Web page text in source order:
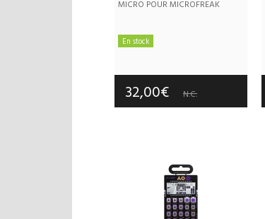
MICRO POUR MICROFREAK
En stock
Garantie :3 an(s)
32,00€ N.C.